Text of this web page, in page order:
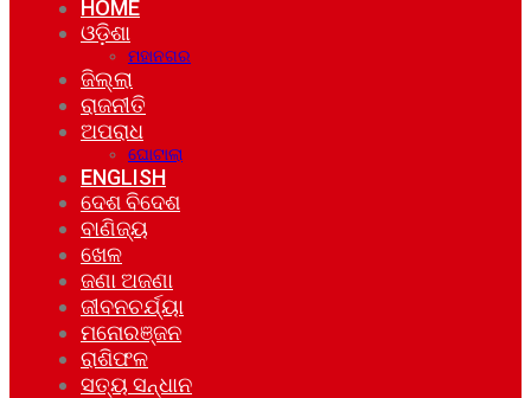
HOME
ଓଡ଼ିଶା
ମହାନଗର
ଜିଲ୍ଲା
ରାଜନୀତି
ଅପରାଧ
ଘୋଟାଲା
ENGLISH
ଦେଶ ବିଦେଶ
ବାଣିଜ୍ୟ
ଖେଳ
ଜଣା ଅଜଣା
ଜୀବନଚର୍ଯ୍ୟା
ମନୋରଞ୍ଜନ
ରାଶିଫଳ
ସତ୍ୟ ସନ୍ଧାନ